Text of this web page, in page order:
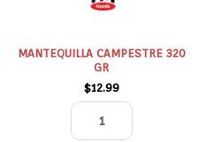
MANTEQUILLA CAMPESTRE 320
GR
$12.99